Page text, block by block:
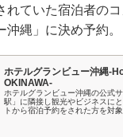
れていた宿泊者の
縄」に決め予約。
ホテルグランビュー沖縄-
OKINAWA-
ホテルグランビュー沖縄の公式
駅」に隣接し観光やビジネスに
トから宿泊予約をされた方を対